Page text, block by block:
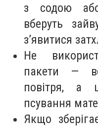
з содою
вберуть
з’явитися
Не
пакети —
повітря, а
псування
Якщо